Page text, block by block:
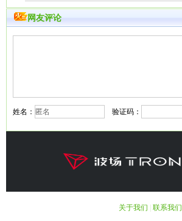
网友评论
姓名： 验证码：
关于我们 联系我们